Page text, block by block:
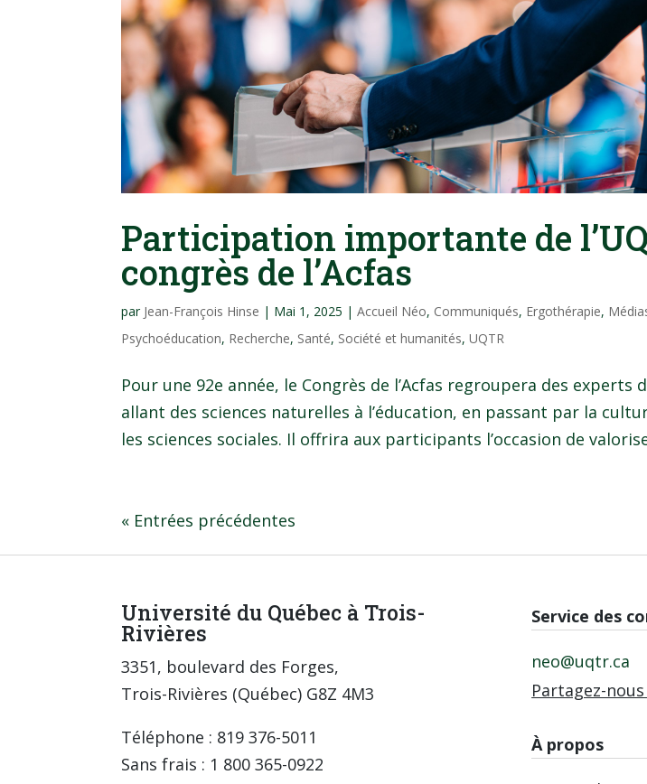
Participation importante de
congrès de l’Acfas
par Jean-François Hinse | Mai 1, 2025 |Accueil Néo, Communiqués, Ergothérapie,
Psychoéducation, Recherche, Santé, Société et humanités,UQTR
Pour une 92e année, le Congrès de l’Acfas regroupera des experts
allant des sciences naturelles à l’éducation, en passant par la
les sciences sociales. Il offrira aux participants l’occasion de
« Entrées précédentes
Université du Québec à Trois-
Rivières
3351, boulevard des Forges,
Trois-Rivières (Québec) G8Z 4M3
Téléphone : 819 376-5011
Sans frais : 1 800 365-0922
Service des
neo@uqtr.ca
Partagez-
À propos